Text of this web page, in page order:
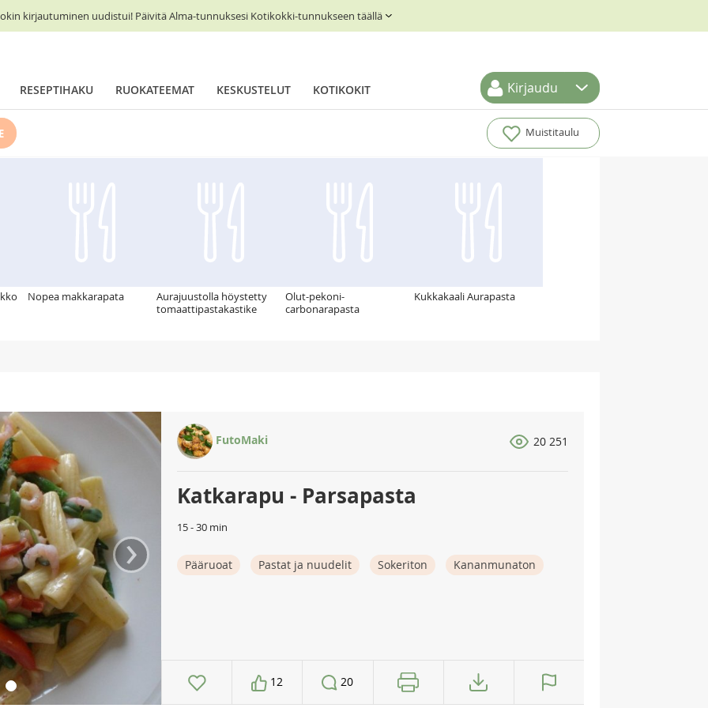
kirjautuminen uudistui! Päivitä Alma-tunnuksesi Kotikokki-tunnukseen täällä
RESEPTIHAKU RUOKATEEMAT KESKUSTELUT KOTIKOKIT Kirjaudu
Muistitaulu
Nopea makkarapata
Aurajuustolla höystetty
tomaattipastakastike
Olut-pekoni-
carbonarapasta
Kukkakaali Aurapasta
›
FutoMaki 20 251
Katkarapu - Parsapasta
15 - 30 min
Pääruoat Pastat ja nuudelit Sokeriton Kananmunaton
12 20